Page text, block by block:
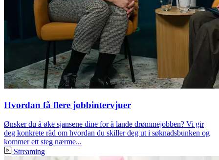
Hvordan få flere jobbintervjuer
Ønsker du å øke sjansene dine for å lande drømmejobben? Vi gir
deg konkrete råd om hvordan du skiller deg ut i søknadsbunken og
kommer ett steg nærme...
Streaming